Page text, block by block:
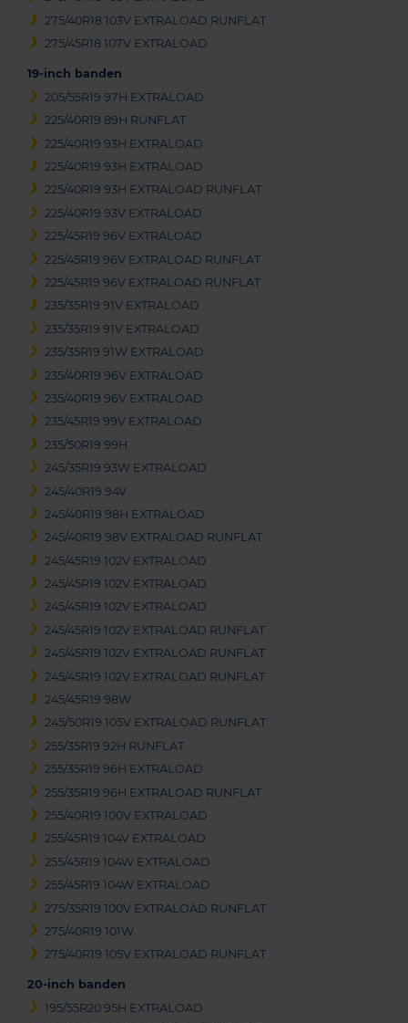
275/40R18 103V EXTRALOAD RUNFLAT
275/45R18 107V EXTRALOAD
19-inch banden
205/55R19 97H EXTRALOAD
225/40R19 89H RUNFLAT
225/40R19 93H EXTRALOAD
225/40R19 93H EXTRALOAD
225/40R19 93H EXTRALOAD RUNFLAT
225/40R19 93V EXTRALOAD
225/45R19 96V EXTRALOAD
225/45R19 96V EXTRALOAD RUNFLAT
225/45R19 96V EXTRALOAD RUNFLAT
235/35R19 91V EXTRALOAD
235/35R19 91V EXTRALOAD
235/35R19 91W EXTRALOAD
235/40R19 96V EXTRALOAD
235/40R19 96V EXTRALOAD
235/45R19 99V EXTRALOAD
235/50R19 99H
245/35R19 93W EXTRALOAD
245/40R19 94V
245/40R19 98H EXTRALOAD
245/40R19 98V EXTRALOAD RUNFLAT
245/45R19 102V EXTRALOAD
245/45R19 102V EXTRALOAD
245/45R19 102V EXTRALOAD
245/45R19 102V EXTRALOAD RUNFLAT
245/45R19 102V EXTRALOAD RUNFLAT
245/45R19 102V EXTRALOAD RUNFLAT
245/45R19 98W
245/50R19 105V EXTRALOAD RUNFLAT
255/35R19 92H RUNFLAT
255/35R19 96H EXTRALOAD
255/35R19 96H EXTRALOAD RUNFLAT
255/40R19 100V EXTRALOAD
255/45R19 104V EXTRALOAD
255/45R19 104W EXTRALOAD
255/45R19 104W EXTRALOAD
275/35R19 100V EXTRALOAD RUNFLAT
275/40R19 101W
275/40R19 105V EXTRALOAD RUNFLAT
20-inch banden
195/55R20 95H EXTRALOAD